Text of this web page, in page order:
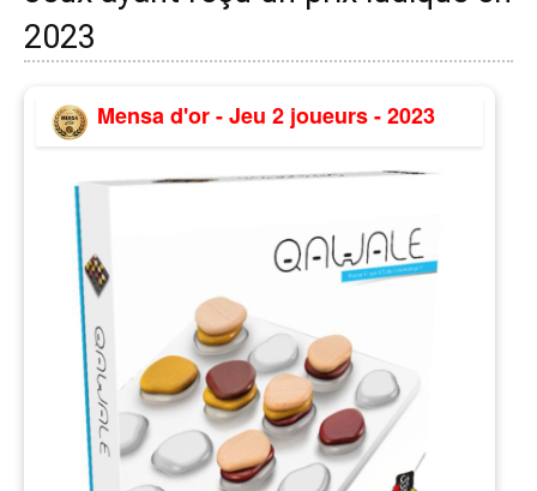
2023
Mensa d'or - Jeu 2 joueurs - 2023